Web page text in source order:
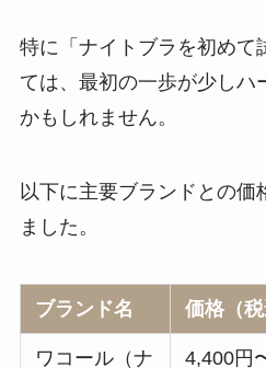
特に「ナイトブラを初めて
ては、最初の一歩が少しハ
かもしれません。
以下に主要ブランドとの価
ました。
ブランド名 価格（税
ワコール（ナ
4,400円